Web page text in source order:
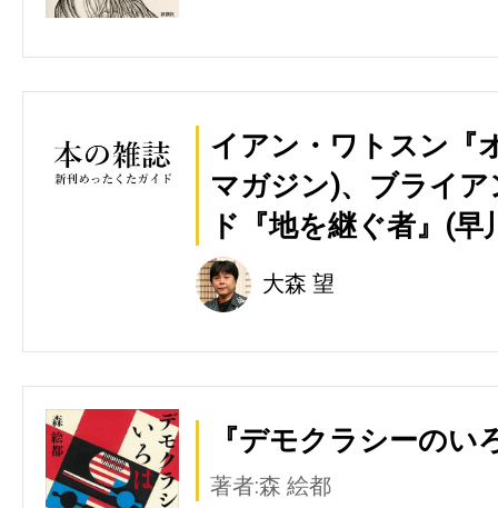
イアン・ワトスン『
マガジン)、ブライ
ド『地を継ぐ者』(早
大森 望
『デモクラシーのい
著者:森 絵都